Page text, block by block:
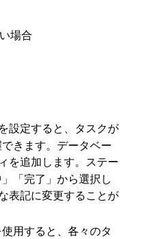
場合
を設定すると、タスクが
きます。データベー
を追加します。ステー
「完了」から選択し
表記に変更することが
用すると、各々のタ